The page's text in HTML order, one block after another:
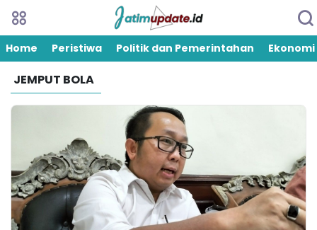
Home Peristiwa Politik dan Pemerintahan Ekonomi
JEMPUT BOLA